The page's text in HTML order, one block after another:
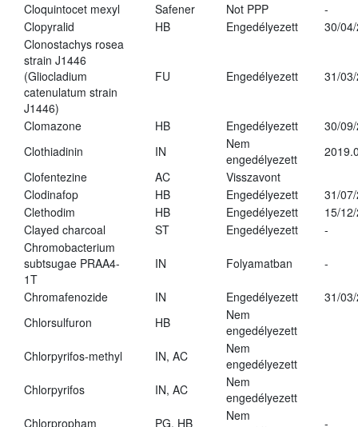
Cloquintocet mexyl Safener Not PPP
-
Clopyralid
HB Engedélyezett
30/
Clonostachys rosea
strain J1446
(Gliocladium
catenulatum strain
J1446)
FU Engedélyezett 31/
Clomazone HB Engedélyezett
30/
Clothiadinin
IN
Nem
engedélyezett
Clofentezine
AC
Visszavont
Clodinafop
HB Engedélyezett
31/
Clethodim
HB Engedélyezett
15/
Clayed charcoal
ST Engedélyezett
-
Chromobacterium
subtsugae PRAA4-
1T
IN Folyamatban -
Chromafenozide IN Engedélyezett
31/
Chlorsulfuron
HB
Nem
engedélyezett
Chlorpyrifos-methyl
IN, AC
Nem
engedélyezett
Chlorpyrifos
IN, AC
Nem
engedélyezett
Chlorpropham
PG, HB
Nem
-